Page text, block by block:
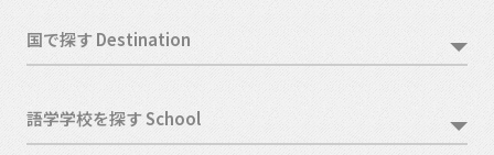
国で探す Destination
語学学校を探す School